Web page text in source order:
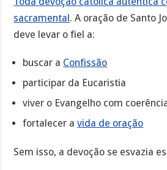
sacramental . A oração de Santo
deve levar o fiel a:
buscar a Confissão
participar da Eucaristia
viver o Evangelho com
fortalecer avida de oração
Sem isso, a devoção se esvazia